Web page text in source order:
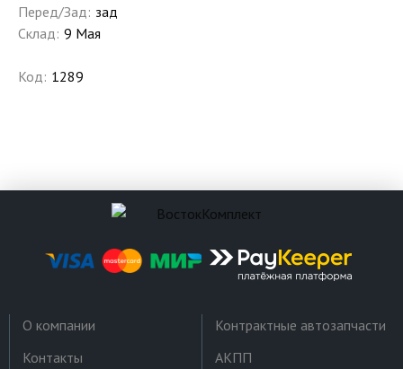
Перед/Зад: зад
Склад: 9 Мая
Код: 1289
О компании
Контакты
Контрактные автозапчасти
АКПП